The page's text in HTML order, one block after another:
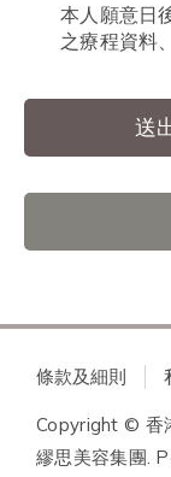
本人願意日
之療程資料
送
條款及細則
Copyright © 香
繆思美容集團.